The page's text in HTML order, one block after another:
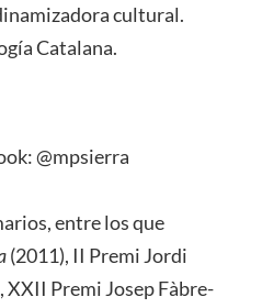
cultural.
Catalana.
@mpsierra
entre los que
(2011), II Premi Jordi
XXII Premi Josep Fàbre-